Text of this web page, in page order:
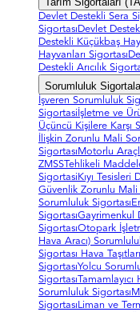
Devlet Destekli Sera
Sigortası Devlet
Destekli Küçükbaş
Hayvanları Sigortası
Destekli Arıcılık
Sorumluluk
İşveren Sorumluluk
Sigortasi İşletme ve
Üçüncü Kişilere Karşı
İlişkin Zorunlu Mali
Sigortası Motorlu
ZMSS Tehlikeli
Sigortasi Kıyı
Güvenlik Zorunlu Mali
Sorumluluk Sigortası
SigortasıGayrimenkul
SigortasıOtopark
Hava Aracı)
Sigortası Hava
SigortasıYolcu
Sigortası
Sorumluluk Sigortası
Sigortası Liman ve